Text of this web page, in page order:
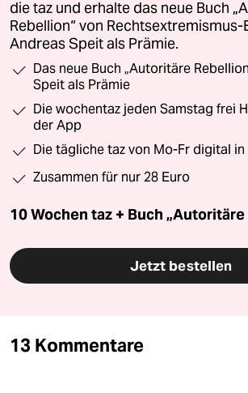
die taz und erhalte das neue Buch
Rebellion“ von Rechtsextremismus-
Andreas Speit als Prämie.
Das neue Buch „Autoritäre
Speit als Prämie
Die wochentaz jeden Samstag frei
der App
Die tägliche taz von Mo-Fr digital
Zusammen für nur 28 Euro
10 Wochen taz + Buch
Jetzt bestellen
13 Kommentare